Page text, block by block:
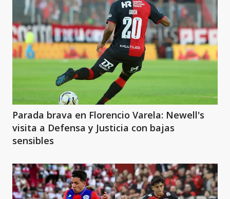
Parada brava en Florencio Varela: Newell's
visita a Defensa y Justicia con bajas
sensibles